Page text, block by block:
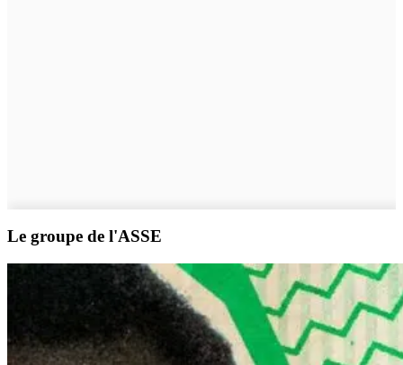
Le groupe de l'ASSE